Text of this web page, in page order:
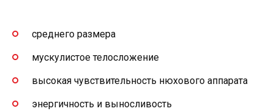
среднего размера
мускулистое телосложение
высокая чувствительность нюхового аппарата
энергичность и выносливость